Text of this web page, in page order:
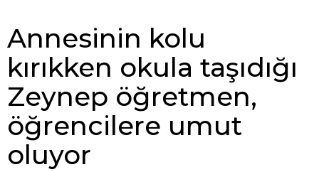
Annesinin kolu
kırıkken okula taşıdığı
Zeynep öğretmen,
öğrencilere umut
oluyor